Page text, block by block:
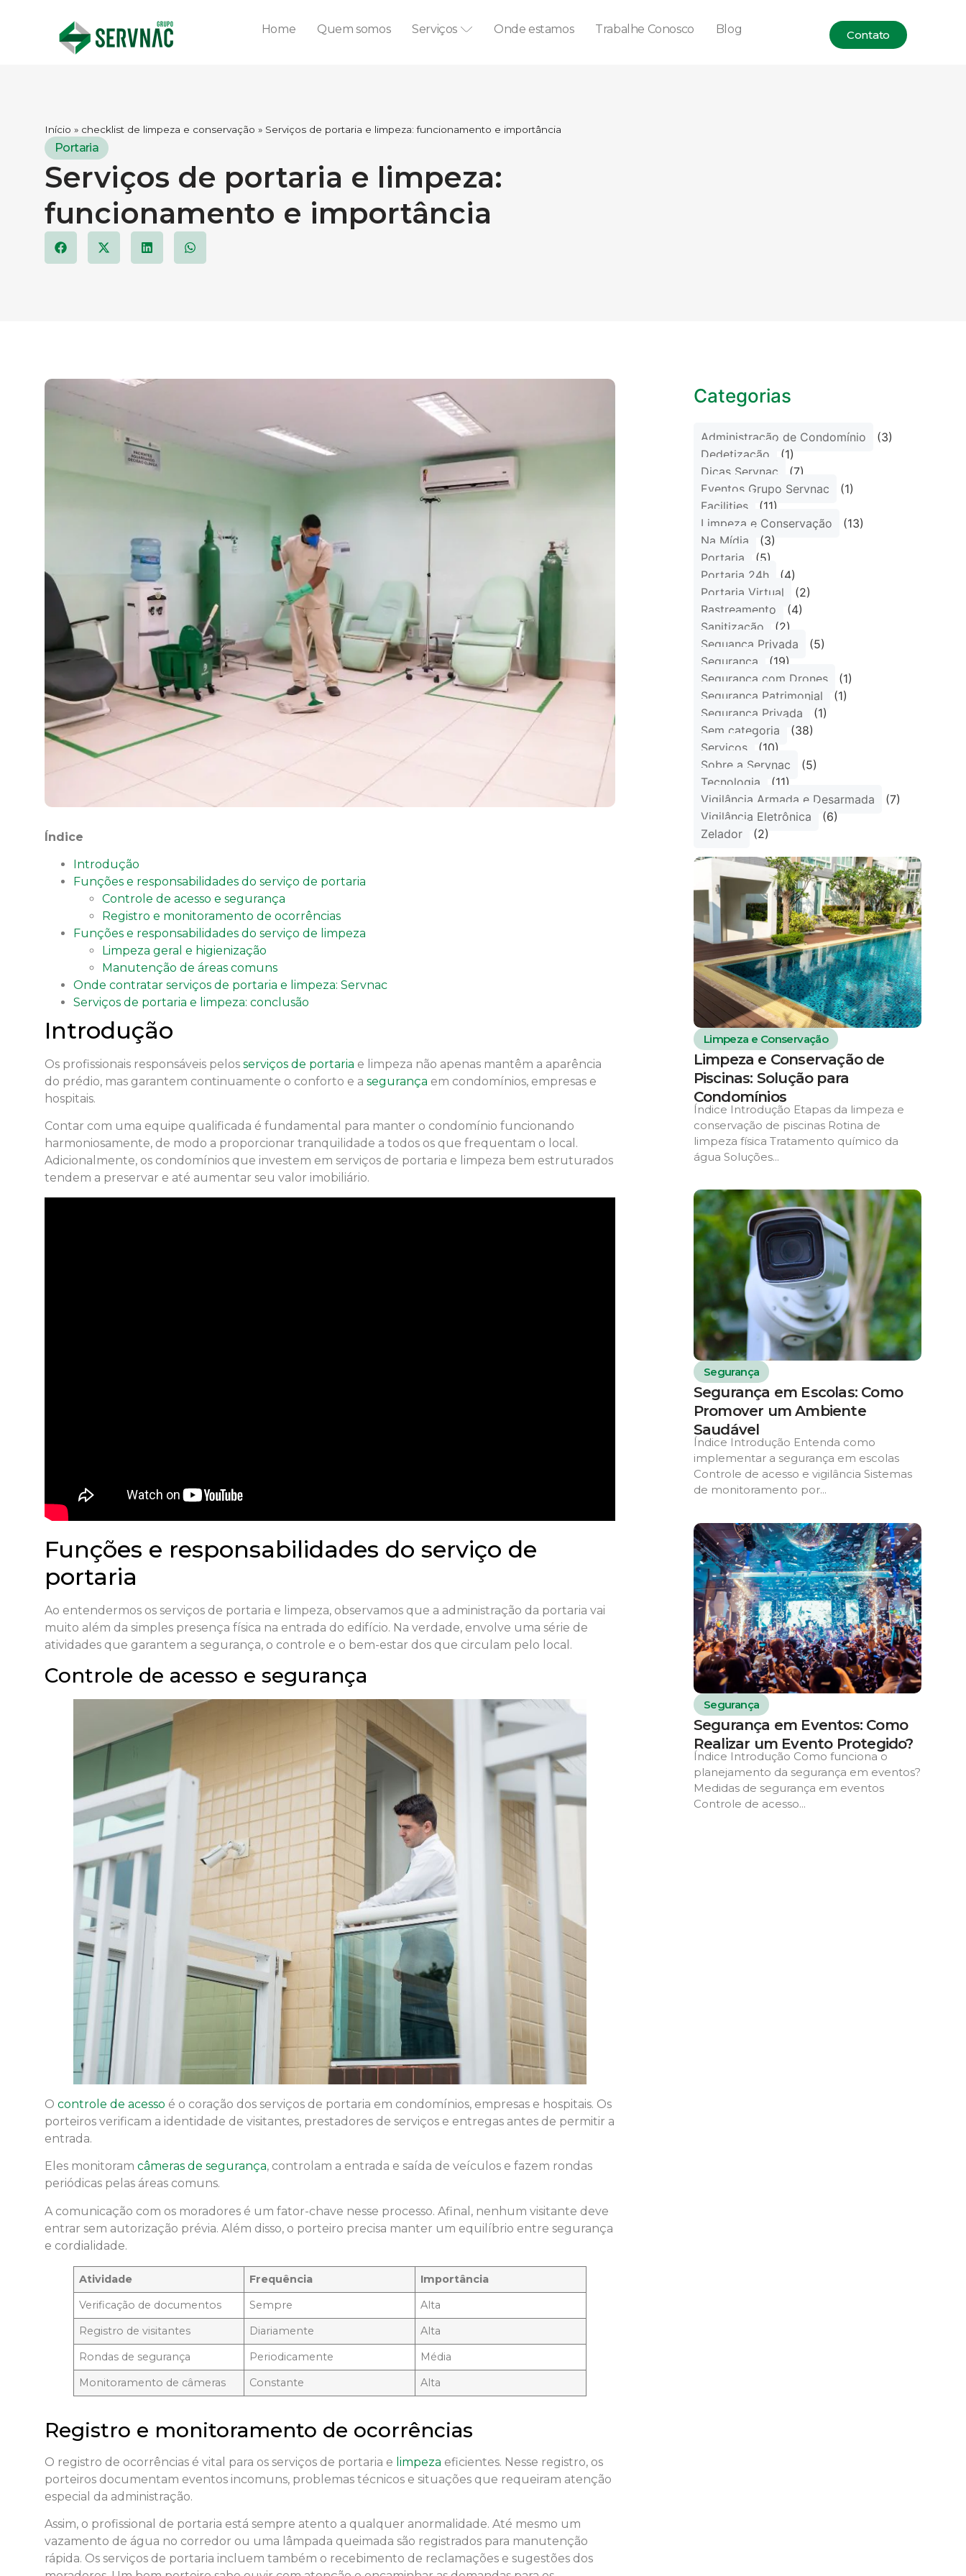
Home Quem somos Serviços Onde estamos Trabalhe Conosco Blog Contato
Início » checklist de limpeza e conservação » Serviços de portaria e limpeza: funcionamento e importância
Portaria
Serviços de portaria e limpeza:
funcionamento e importância
Índice
Introdução
Funções e responsabilidades do serviço de portaria
Controle de acesso e segurança
Registro e monitoramento de ocorrências
Funções e responsabilidades do serviço de limpeza
Limpeza geral e higienização
Manutenção de áreas comuns
Onde contratar serviços de portaria e limpeza: Servnac
Serviços de portaria e limpeza: conclusão
Introdução
Os profissionais responsáveis pelos serviços de portaria e limpeza não apenas mantêm a aparência
do prédio, mas garantem continuamente o conforto e a segurança em condomínios, empresas e
hospitais.
Contar com uma equipe qualificada é fundamental para manter o condomínio funcionando
harmoniosamente, de modo a proporcionar tranquilidade a todos os que frequentam o local.
Adicionalmente, os condomínios que investem em serviços de portaria e limpeza bem estruturados
tendem a preservar e até aumentar seu valor imobiliário.
Funções e responsabilidades do serviço de
portaria
Ao entendermos os serviços de portaria e limpeza, observamos que a administração da portaria vai
muito além da simples presença física na entrada do edifício. Na verdade, envolve uma série de
atividades que garantem a segurança, o controle e o bem-estar dos que circulam pelo local.
Controle de acesso e segurança
O controle de acesso é o coração dos serviços de portaria em condomínios, empresas e hospitais. Os
porteiros verificam a identidade de visitantes, prestadores de serviços e entregas antes de permitir a
entrada.
Eles monitoram câmeras de segurança, controlam a entrada e saída de veículos e fazem rondas
periódicas pelas áreas comuns.
A comunicação com os moradores é um fator-chave nesse processo. Afinal, nenhum visitante deve
entrar sem autorização prévia. Além disso, o porteiro precisa manter um equilíbrio entre segurança
e cordialidade.
Atividade Frequência
Importância
Verificação de documentos
Sempre
Alta
Registro de visitantes
Diariamente
Alta
Rondas de segurança
Periodicamente
Média
Monitoramento de câmeras
Constante Alta
Registro e monitoramento de ocorrências
O registro de ocorrências é vital para os serviços de portaria e limpeza eficientes. Nesse registro, os
porteiros documentam eventos incomuns, problemas técnicos e situações que requeiram atenção
especial da administração.
Assim, o profissional de portaria está sempre atento a qualquer anormalidade. Até mesmo um
vazamento de água no corredor ou uma lâmpada queimada são registrados para manutenção
rápida. Os serviços de portaria incluem também o recebimento de reclamações e sugestões dos
Categorias
Administração de Condomínio
(3)
Dedetização
(1)
Dicas Servnac
(7)
Eventos Grupo Servnac
(1)
Facilities
(11)
Limpeza e Conservação
(13)
Na Mídia
(3)
Portaria
(5)
Portaria 24h
(4)
Portaria Virtual
(2)
Rastreamento
(4)
Sanitização
(2)
Seguança Privada
(5)
Segurança
(19)
Segurança com Drones
(1)
Segurança Patrimonial
(1)
Segurança Privada
(1)
Sem categoria
(38)
Serviços
(10)
Sobre a Servnac
(5)
Tecnologia
(11)
Vigilância Armada e Desarmada
(7)
Vigilância Eletrônica
(6)
Zelador
(2)
Limpeza e Conservação
Limpeza e Conservação de
Piscinas: Solução para
Condomínios
Índice Introdução Etapas da limpeza e
conservação de piscinas Rotina de
limpeza física Tratamento químico da
água Soluções...
Segurança
Segurança em Escolas: Como
Promover um Ambiente
Saudável
Índice Introdução Entenda como
implementar a segurança em escolas
Controle de acesso e vigilância Sistemas
de monitoramento por...
Segurança
Segurança em Eventos: Como
Realizar um Evento Protegido?
Índice Introdução Como funciona o
planejamento da segurança em eventos?
Medidas de segurança em eventos
Controle de acesso...